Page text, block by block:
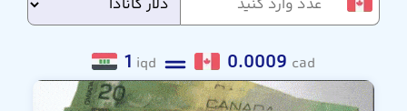
1 iqd 0.0009 cad